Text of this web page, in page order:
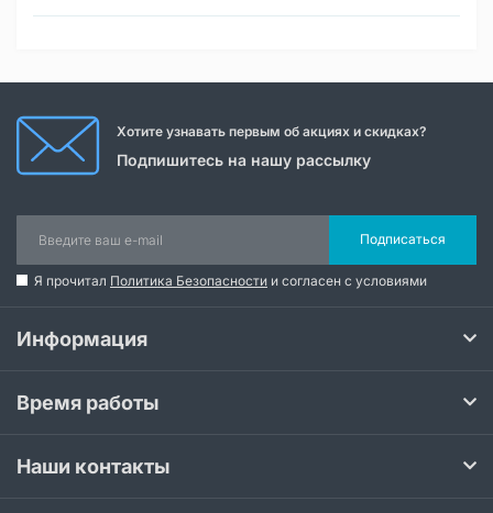
Хотите узнавать первым об акциях и скидках?
Подпишитесь на нашу рассылку
Подписаться
Я прочитал Политика Безопасности и согласен с условиями
Информация
Время работы
Наши контакты